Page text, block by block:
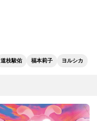
道枝駿佑 福本莉子 ヨルシカ